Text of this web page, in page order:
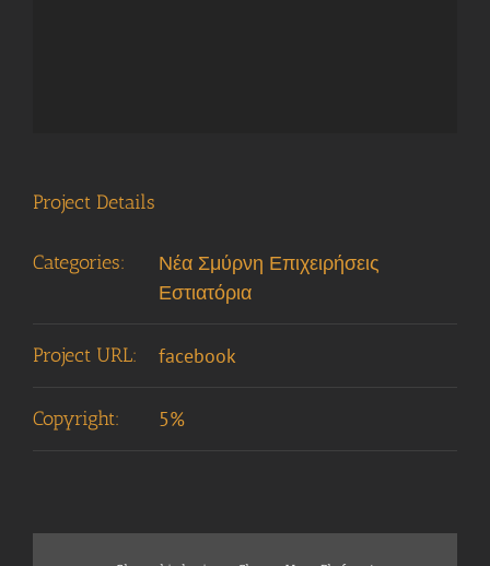
Project Details
Categories:
Νέα Σμύρνη Επιχειρήσεις
Εστιατόρια
Project URL: facebook
Copyright: 5%